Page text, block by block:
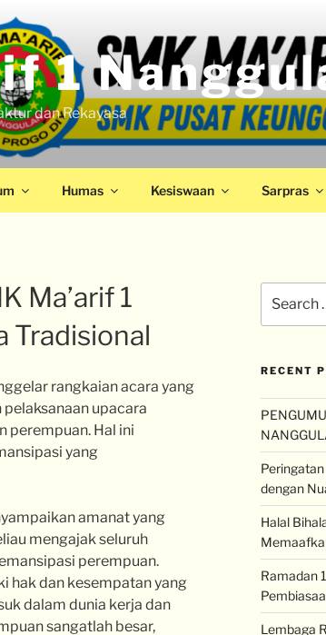
1
dan Rekayasa
Humas Kesiswaan Sarpras
Ma’arif 1
Tradisional
rangkaian acara yang
upacara
perempuan. Hal ini
yang
amanat yang
mengajak seluruh
perempuan.
hak dan kesempatan yang
dalam dunia kerja dan
sangatlah besar,
RECENT
dengan
Halal
Ramadan
Lembaga